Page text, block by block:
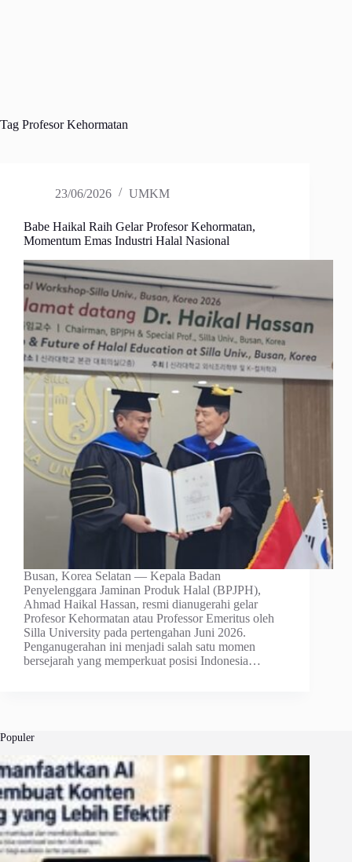
Tag Profesor Kehormatan
23/06/2026 UMKM
Babe Haikal Raih Gelar Profesor Kehormatan,
Momentum Emas Industri Halal Nasional
Busan, Korea Selatan — Kepala Badan
Penyelenggara Jaminan Produk Halal (BPJPH),
Ahmad Haikal Hassan, resmi dianugerahi gelar
Profesor Kehormatan atau Professor Emeritus oleh
Silla University pada pertengahan Juni 2026.
Penganugerahan ini menjadi salah satu momen
bersejarah yang memperkuat posisi Indonesia…
Populer